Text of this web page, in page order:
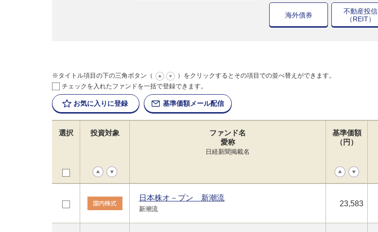
海外債券
不動産投信
（REIT）
※タイトル項目の下の三角ボタン（
）をクリックするとその項目での並べ替えができます。
チェックを入れたファンドを一括で登録できます。
お気に入りに登録 基準価額メール配信
選択 投資対象
ファンド名
愛称
日経新聞掲載名
基準価額
（円）
日本株オ－プン 新潮流
新潮流
23,583